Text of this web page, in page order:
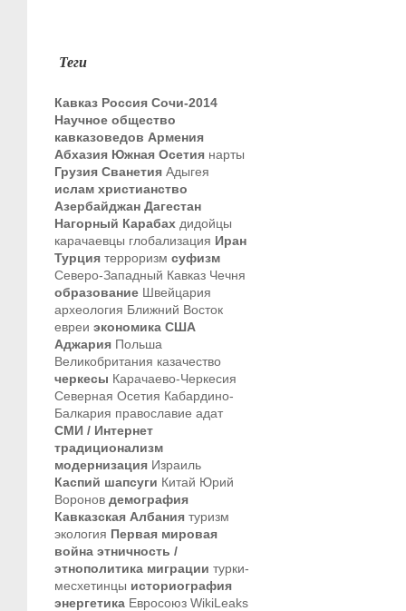
Теги
Кавказ Россия Сочи-2014
Научное общество
кавказоведов Армения
Абхазия Южная Осетия нарты
Грузия Сванетия Адыгея
ислам христианство
Азербайджан Дагестан
Нагорный Карабах дидойцы
карачаевцы глобализация Иран
Турция терроризм суфизм
Северо-Западный Кавказ Чечня
образование Швейцария
археология Ближний Восток
евреи экономика США
Аджария Польша
Великобритания казачество
черкесы Карачаево-Черкесия
Северная Осетия Кабардино-
Балкария православие адат
СМИ / Интернет
традиционализм
модернизация Израиль
Каспий шапсуги Китай Юрий
Воронов демография
Кавказская Албания туризм
экология Первая мировая
война этничность /
этнополитика миграции турки-
месхетинцы историография
энергетика Евросоюз WikiLeaks